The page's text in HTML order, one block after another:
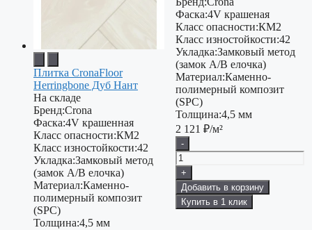
Плитка CronaFloor
Herringbone Дуб Нант
На складе
Бренд:Crona
Фаска:4V крашенная
Класс опасности:КМ2
Класс изностойкости:42
Укладка:Замковый метод
(замок А/В елочка)
Материал:Каменно-
полимерный композит
(SPC)
Толщина:4,5 мм
Фаска:4V крашеная
Класс опасности:КМ2
Класс изностойкости:42
Укладка:Замковый метод
(замок A/B елочка)
Материал:Каменно-
полимерный композит
(SPC)
Толщина:4,5 мм
2 121 ₽/м²
-
+
Добавить в корзину
Купить в 1 клик